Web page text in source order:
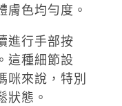
膚色均勻度。
進行手部按
這種細節設
咪來說，特別
狀態。